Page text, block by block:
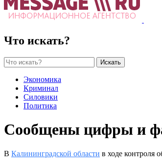
Что искать?
Искать
Экономика
Криминал
Силовики
Политика
Сообщены цифры и
В Калининградской области в ходе контроля